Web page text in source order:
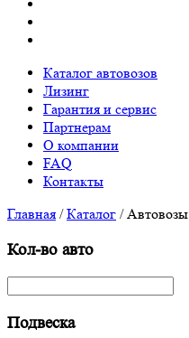
Каталог автовозов
Лизинг
Гарантия и сервис
Партнерам
О компании
FAQ
Контакты
Главная /Каталог /Автовозы
Кол-во авто
Подвеска